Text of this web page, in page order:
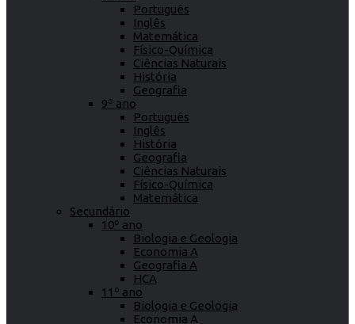
Português
Inglês
Matemática
Físico-Química
Ciências Naturais
História
Geografia
9º ano
Português
Inglês
História
Geografia
Ciências Naturais
Físico-Química
Matemática
Secundário
10º ano
Biologia e Geologia
Economia A
Geografia A
HCA
11º ano
Biologia e Geologia
Economia A